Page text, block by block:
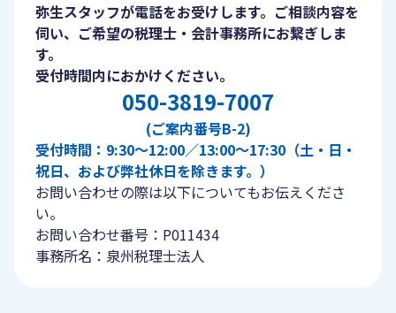
弥生スタッフが電話をお受けします。ご相談内容を
伺い、ご希望の税理士・会計事務所にお繋ぎしま
す。
受付時間内におかけください。
050-3819-7007
(ご案内番号B-2)
受付時間：9:30〜12:00／13:00〜17:30（土・日・
祝日、および弊社休日を除きます。）
お問い合わせの際は以下についてもお伝えくださ
い。
お問い合わせ番号：P011434
事務所名：泉州税理士法人